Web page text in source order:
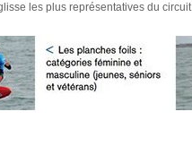
les plus représentatives du